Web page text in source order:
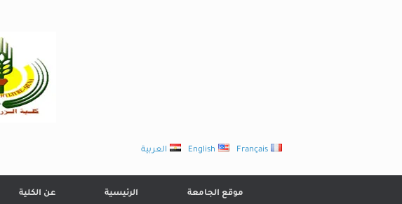
العربية English Français
موقع الجامعة الرئيسية عن الكلية